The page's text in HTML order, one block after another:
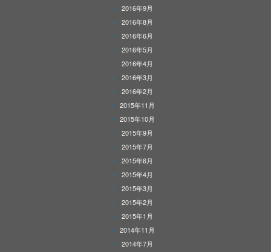
2016年9月
2016年8月
2016年6月
2016年5月
2016年4月
2016年3月
2016年2月
2015年11月
2015年10月
2015年9月
2015年7月
2015年6月
2015年4月
2015年3月
2015年2月
2015年1月
2014年11月
2014年7月